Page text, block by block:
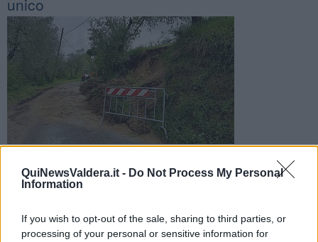
QuiNewsValdera.it - Do Not Process My Personal
Information
If you wish to opt-out of the sale, sharing to third parties, or
processing of your personal or sensitive information for
Una frana a Montecastello (foto Facebook Mattia Belli)
Dopo il maltempo dello scorso fine settimana delle vie nei
territori comunali collinari intorno Pontedera non sono ancora